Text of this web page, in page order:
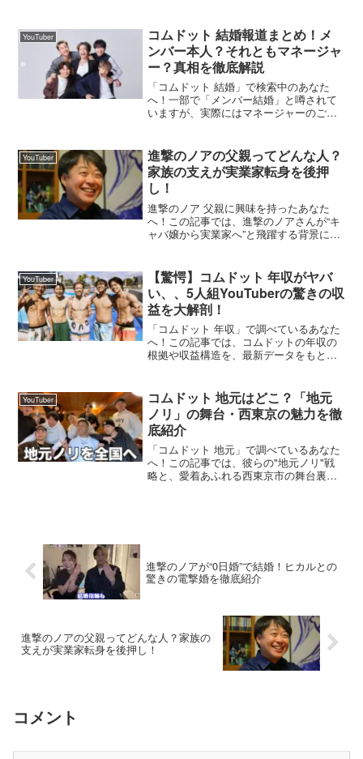
が深まっています。そのエピソードを時
系列でわかり...
YouTuber
コムドット 結婚報道まとめ！メ
ンバー本人？それともマネージャ
ー？真相を徹底解説
「コムドット 結婚」で検索中のあなた
へ！一部で「メンバー結婚」と噂されて
いますが、実際にはマネージャーのごう
やSNS反応、他有名YouTuberとの違いま
でしっかり整理し...
YouTuber
進撃のノアの父親ってどんな人？
家族の支えが実業家転身を後押
し！
進撃のノア 父親に興味を持ったあなた
へ！この記事では、進撃のノアさんが“キ
ャバ嬢から実業家へ”と飛躍する背景にあ
が気になる方におすすめです。話題の背
景・概要まず、進撃の...
YouTuber
【驚愕】コムドット 年収がヤバ
い、、5人組YouTuberの驚きの収
益を大解剖！
「コムドット 年収」で調べているあなた
へ！この記事では、コムドットの年収の
根拠や収益構造を、最新データをもとに
交えながら、分かりやすくまとめまし
た。話題の背景...
YouTuber
コムドット 地元はどこ？「地元
ノリ」の舞台・西東京の魅力を徹
底紹介
「コムドット 地元」で調べているあなた
へ！この記事では、彼らの"地元ノリ"戦
略と、愛着あふれる西東京市の舞台裏を
進撃のノアが“0日婚”で結婚！ヒカルとの
驚きの電撃婚を徹底紹介
進撃のノアの父親ってどんな人？家族の
支えが実業家転身を後押し！
コメント